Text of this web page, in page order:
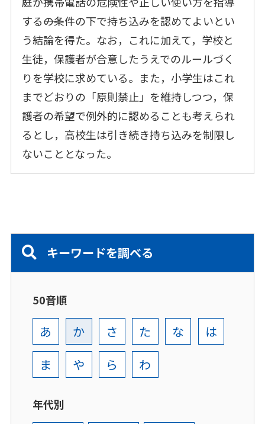
する――の条件の下で持ち込みを認めてよいとい
う結論を得た。なお，これに加えて，学校と
生徒，保護者が合意したうえでのルールづく
りを学校に求めている。また，小学生はこれ
までどおりの「原則禁止」を維持しつつ，保
護者の希望で例外的に認めることも考えられ
るとし，高校生は引き続き持ち込みを制限し
ないこととなった。
キーワードを調べる
50音順
あ か さ た な
は
ま
や ら わ
年代別